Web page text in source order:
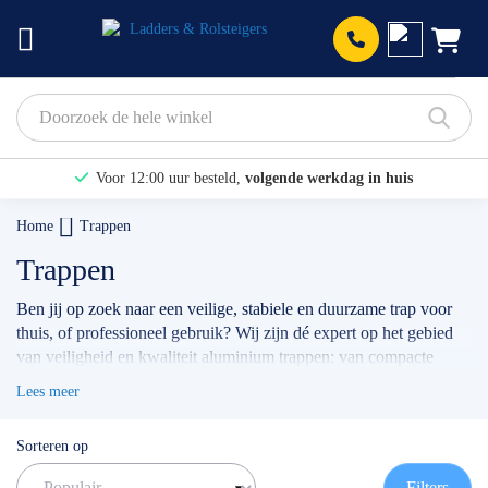
Voor 12:00 uur besteld, volgende werkdag in huis
Home Trappen
Trappen
Ben jij op zoek naar een veilige, stabiele en duurzame trap voor
thuis, of professioneel gebruik? Wij zijn dé expert op het gebied
van veiligheid en kwaliteit aluminium trappen: van compacte
gebruik: bij ons vind je altijd het model wat het beste bij jou en je
werkzaamheden past.
Lees meer
Sorteren op